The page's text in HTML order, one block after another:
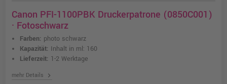
Canon PFI-1100PBK Druckerpatrone (0850C001)
· Fotoschwarz
Farben: photo schwarz
Kapazität: Inhalt in ml: 160
Lieferzeit: 1-2 Werktage
mehr Details chevron_right